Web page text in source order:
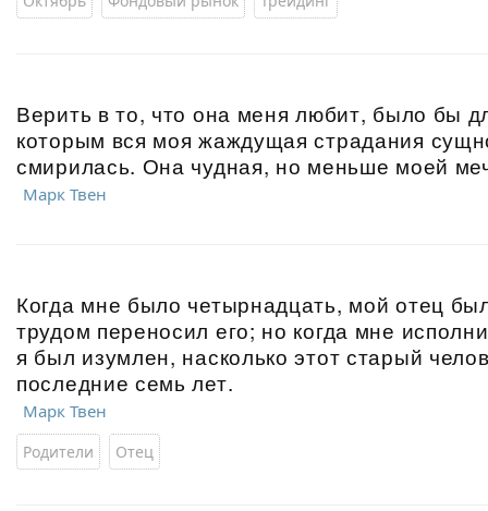
Верить в то, что она меня любит, было бы
которым вся моя жаждущая страдания
смирилась. Она чудная, но меньше моей
Марк Твен
Когда мне было четырнадцать, мой отец
трудом переносил его; но когда мне
я был изумлен, насколько этот старый
последние семь лет.
Марк Твен
Родители Отец